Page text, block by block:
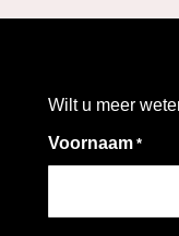
Wilt u meer
Voornaam *